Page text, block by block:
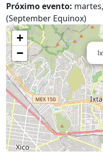
Próximo evento:
(September Equinox)
+
−